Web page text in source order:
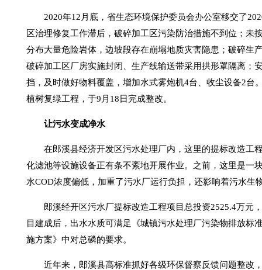
2020年12月底，省生态环境保护委员会办公室移交了
区治理修复工作滞后，破碎加工区污染防治措施不到位；
分布大量危险岩体，边坡段存在崩塌地质灾害隐患；破碎生
破碎加工区厂房实施封闭、生产线输送带采用拱形罩隔离；
挡，及时做好物料覆盖，增加水式雾炮机4台、收尘设备2
植树复绿工程，于9月18日完成整改。
让污水变成净水
在郎溪县经济开发区污水处理厂内，这里的提标改造工
化滤池等设施设备正有条不紊地开展作业。之前，这里是一
水COD浓度偏低，加重了污水厂运行负担，还影响着污水生
郎溪经开区污水厂提标改造工程项目总投资2525.4万元
目建成后，出水水质可满足《城镇污水处理厂污染物排放
施方案》中对总磷的要求。
近年来，郎溪县高标准抓好各级环保督察反馈问题整改